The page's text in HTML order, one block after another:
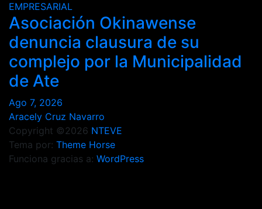
EMPRESARIAL
Asociación Okinawense
denuncia clausura de su
complejo por la Municipalidad
de Ate
Ago 7, 2026
Aracely Cruz Navarro
Copyright ©2026 NTEVE
Tema por: Theme Horse
Funciona gracias a: WordPress